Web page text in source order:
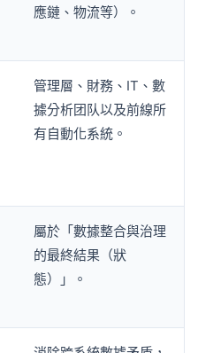
應鏈、物流等）。
管理層、財務、IT、數
據分析团队以及前線所
有自動化系統。
屬於「數據整合與治理
的最終結果（狀
態）」。